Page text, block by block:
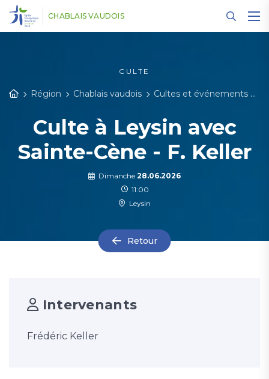
CHABLAIS VAUDOIS
CULTE
Région Chablais vaudois Cultes et événements
Culte à Leysin avec
Sainte-Cène - F. Keller
Dimanche 28.06.2026
11:00
Leysin
Retour
Intervenants
Frédéric Keller
Panneau de gestion des cookies